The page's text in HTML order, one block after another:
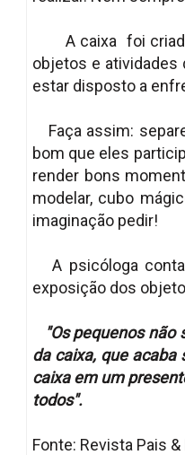
A caixa foi criada
objetos e atividades
estar disposto a
Faça assim:
bom que eles
render bons
modelar, cubo
imaginação pedir!
A psicóloga
exposição dos
"Os pequenos não
da caixa, que acaba
caixa em um
todos".
Fonte: Revista Pais &